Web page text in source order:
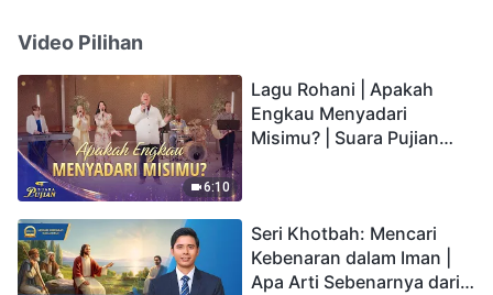
Video Pilihan
6:10
Lagu Rohani | Apakah
Engkau Menyadari
Misimu? | Suara Pujian
Seri Khotbah: Mencari
Kebenaran dalam Iman |
Apa Arti Sebenarnya dari